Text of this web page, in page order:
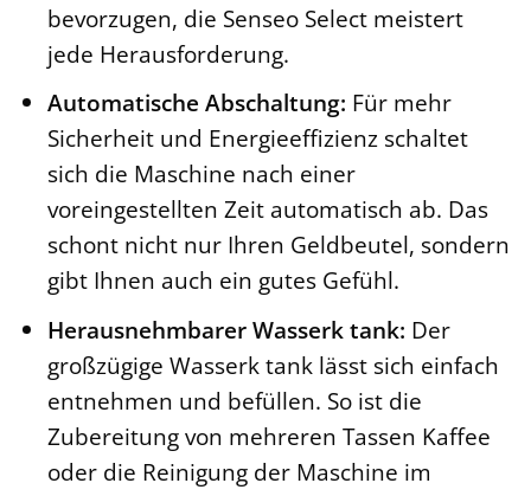
bevorzugen, die Senseo Select meistert
jede Herausforderung.
Automatische Abschaltung: Für mehr
Sicherheit und Energieeffizienz schaltet
sich die Maschine nach einer
voreingestellten Zeit automatisch ab. Das
schont nicht nur Ihren Geldbeutel, sondern
gibt Ihnen auch ein gutes Gefühl.
Herausnehmbarer Wasserk tank: Der
großzügige Wasserk tank lässt sich einfach
entnehmen und befüllen. So ist die
Zubereitung von mehreren Tassen Kaffee
oder die Reinigung der Maschine im